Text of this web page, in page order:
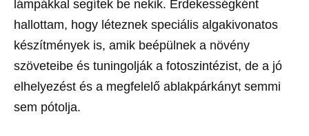
lámpákkal segítek be nekik. Érdekességként
hallottam, hogy léteznek speciális algakivonatos
készítmények is, amik beépülnek a növény
szöveteibe és tuningolják a fotoszintézist, de a jó
elhelyezést és a megfelelő ablakpárkányt semmi
sem pótolja.